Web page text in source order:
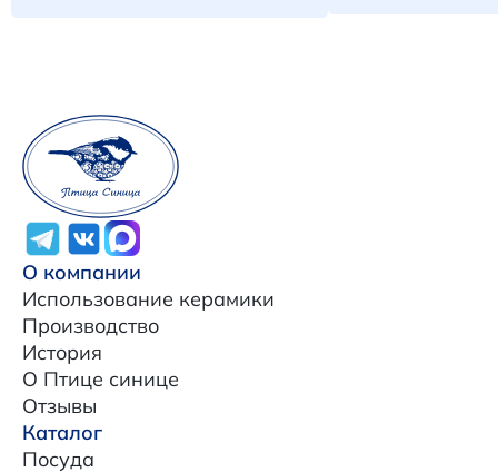
О компании
Использование керамики
Производство
История
О Птице синице
Отзывы
Каталог
Посуда